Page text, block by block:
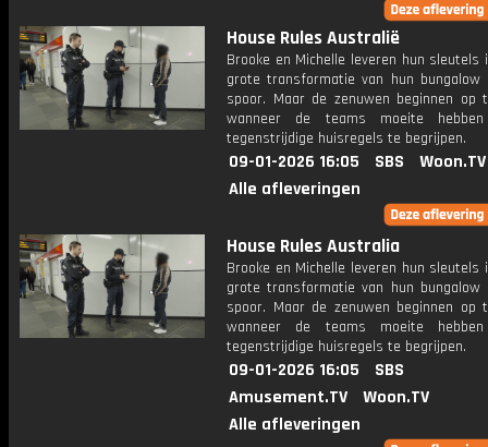
House Rules Australië
Brooke en Michelle leveren hun sleutels
grote transformatie van hun bungalow
spoor. Maar de zenuwen beginnen op
wanneer de teams moeite
tegenstrijdige huisregels te begrijpen.
09-01-2026 16:05 SBS
Woon.TV
Alle afleveringen
House Rules Australia
Brooke en Michelle leveren hun sleutels
grote transformatie van hun bungalow
spoor. Maar de zenuwen beginnen op
wanneer de teams moeite
tegenstrijdige huisregels te begrijpen.
09-01-2026 16:05
SBS
Amusement.TV
Woon.TV
Alle afleveringen